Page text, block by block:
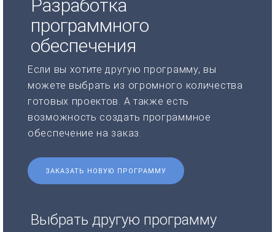
Разработка
программного
обеспечения
Если вы хотите другую программу, вы
можете выбрать из огромного количества
готовых проектов. А также есть
возможность создать программное
обеспечение на заказ.
ЗАКАЗАТЬ НОВУЮ ПРОГРАММУ
Выбрать другую программу